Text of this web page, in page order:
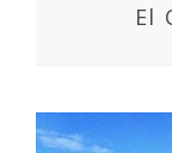
El